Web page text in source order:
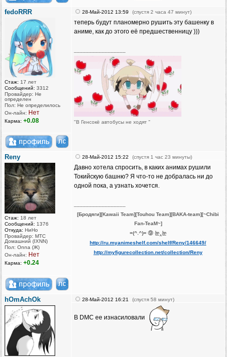
fedoRRR
Стаж: 17 лет
Сообщений: 3312
Провайдер: Не
определен
Пол: Не определилось
Он-лайн: Нет
Карма: +0.08
28-Май-2012 13:59 (спустя 2 часа 47 минут)
теперь будут планомерно рушить эту башенку в
аниме, как до этого её предшественницу )))
"В Генсокё автобусы не ходят "
Reny
Стаж: 18 лет
Сообщений: 1376
Откуда: НиНо
Провайдер: МТС
Домашний (IXNN)
Пол: Onna (Ж)
Он-лайн: Нет
Карма: +0.24
28-Май-2012 15:22 (спустя 1 час 23 минуты)
Давно хотела спросить, в каких анимах рушили
Токийскую башню? Я что-то не добралась ни до
одной пока, а узнать хочется.
[Бродяги][Kawaii Team][Touhou Team][BAKA-team][~Chibi
Fan-TeaM~]
=(^.^)= ⑨ 눈‸눈
http://ru.myanimeshelf.com/shelf/Reny/146649/
http://myfigurecollection.net/collection/Reny
hOmAchOk 28-Май-2012 16:21 (спустя 58 минут)
В DMC ее изнасиловали